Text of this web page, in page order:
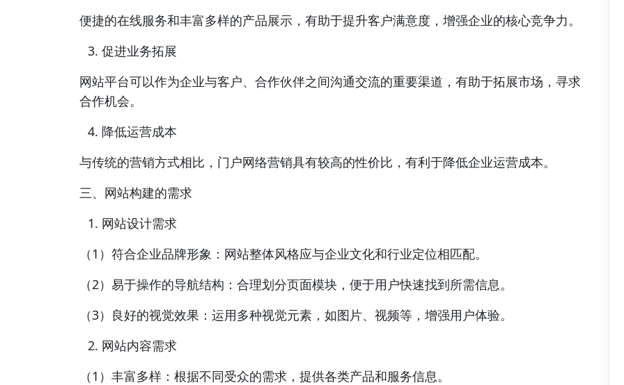
便捷的在线服务和丰富多样的产品展示，有助于提升客户满意度，增强企业的核心竞争力。
促进业务拓展
网站平台可以作为企业与客户、合作伙伴之间沟通交流的重要渠道，有助于拓展市场，寻求
合作机会。
降低运营成本
与传统的营销方式相比，门户网络营销具有较高的性价比，有利于降低企业运营成本。
三、网站构建的需求
网站设计需求
（1）符合企业品牌形象：网站整体风格应与企业文化和行业定位相匹配。
（2）易于操作的导航结构：合理划分页面模块，便于用户快速找到所需信息。
（3）良好的视觉效果：运用多种视觉元素，如图片、视频等，增强用户体验。
网站内容需求
（1）丰富多样：根据不同受众的需求，提供各类产品和服务信息。